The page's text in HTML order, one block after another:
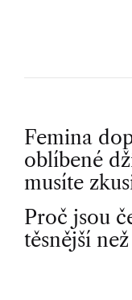
P
o
s
Femina
oblíbené
musíte
Proč jsou
těsnější